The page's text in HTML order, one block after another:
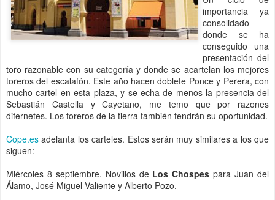
importancia ya
consolidado
donde se ha
conseguido una
presentación del
toro razonable con su categoría y donde se acartelan los mejores
toreros del escalafón. Este año hacen doblete Ponce y Perera, con
mucho cartel en esta plaza, y se echa de menos la presencia del
Sebastián Castella y Cayetano, me temo que por razones
difernetes. Los toreros de la tierra también tendrán su oportunidad.
Cope.es adelanta los carteles. Estos serán muy similares a los que
siguen:
Miércoles 8 septiembre. Novillos de Los Chospes para Juan del
Álamo, José Miguel Valiente y Alberto Pozo.